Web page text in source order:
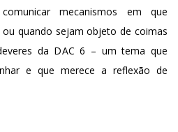
mecanismos em que
quando sejam objeto de coimas
da DAC 6 – um tema que
e que merece a reflexão de